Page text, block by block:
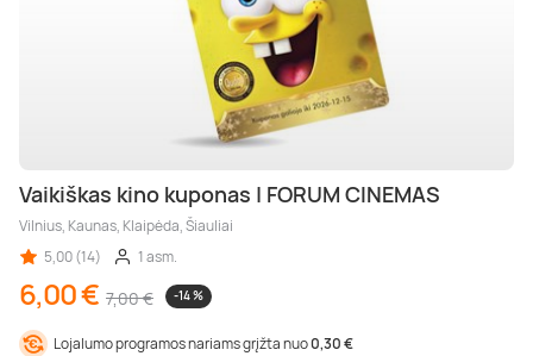
Vaikiškas kino kuponas | FORUM CINEMAS
Vilnius, Kaunas, Klaipėda, Šiauliai
5,00 (14)
1 asm.
6,00 € 7,00 € -14 %
Lojalumo programos nariams grįžta nuo0,30 €